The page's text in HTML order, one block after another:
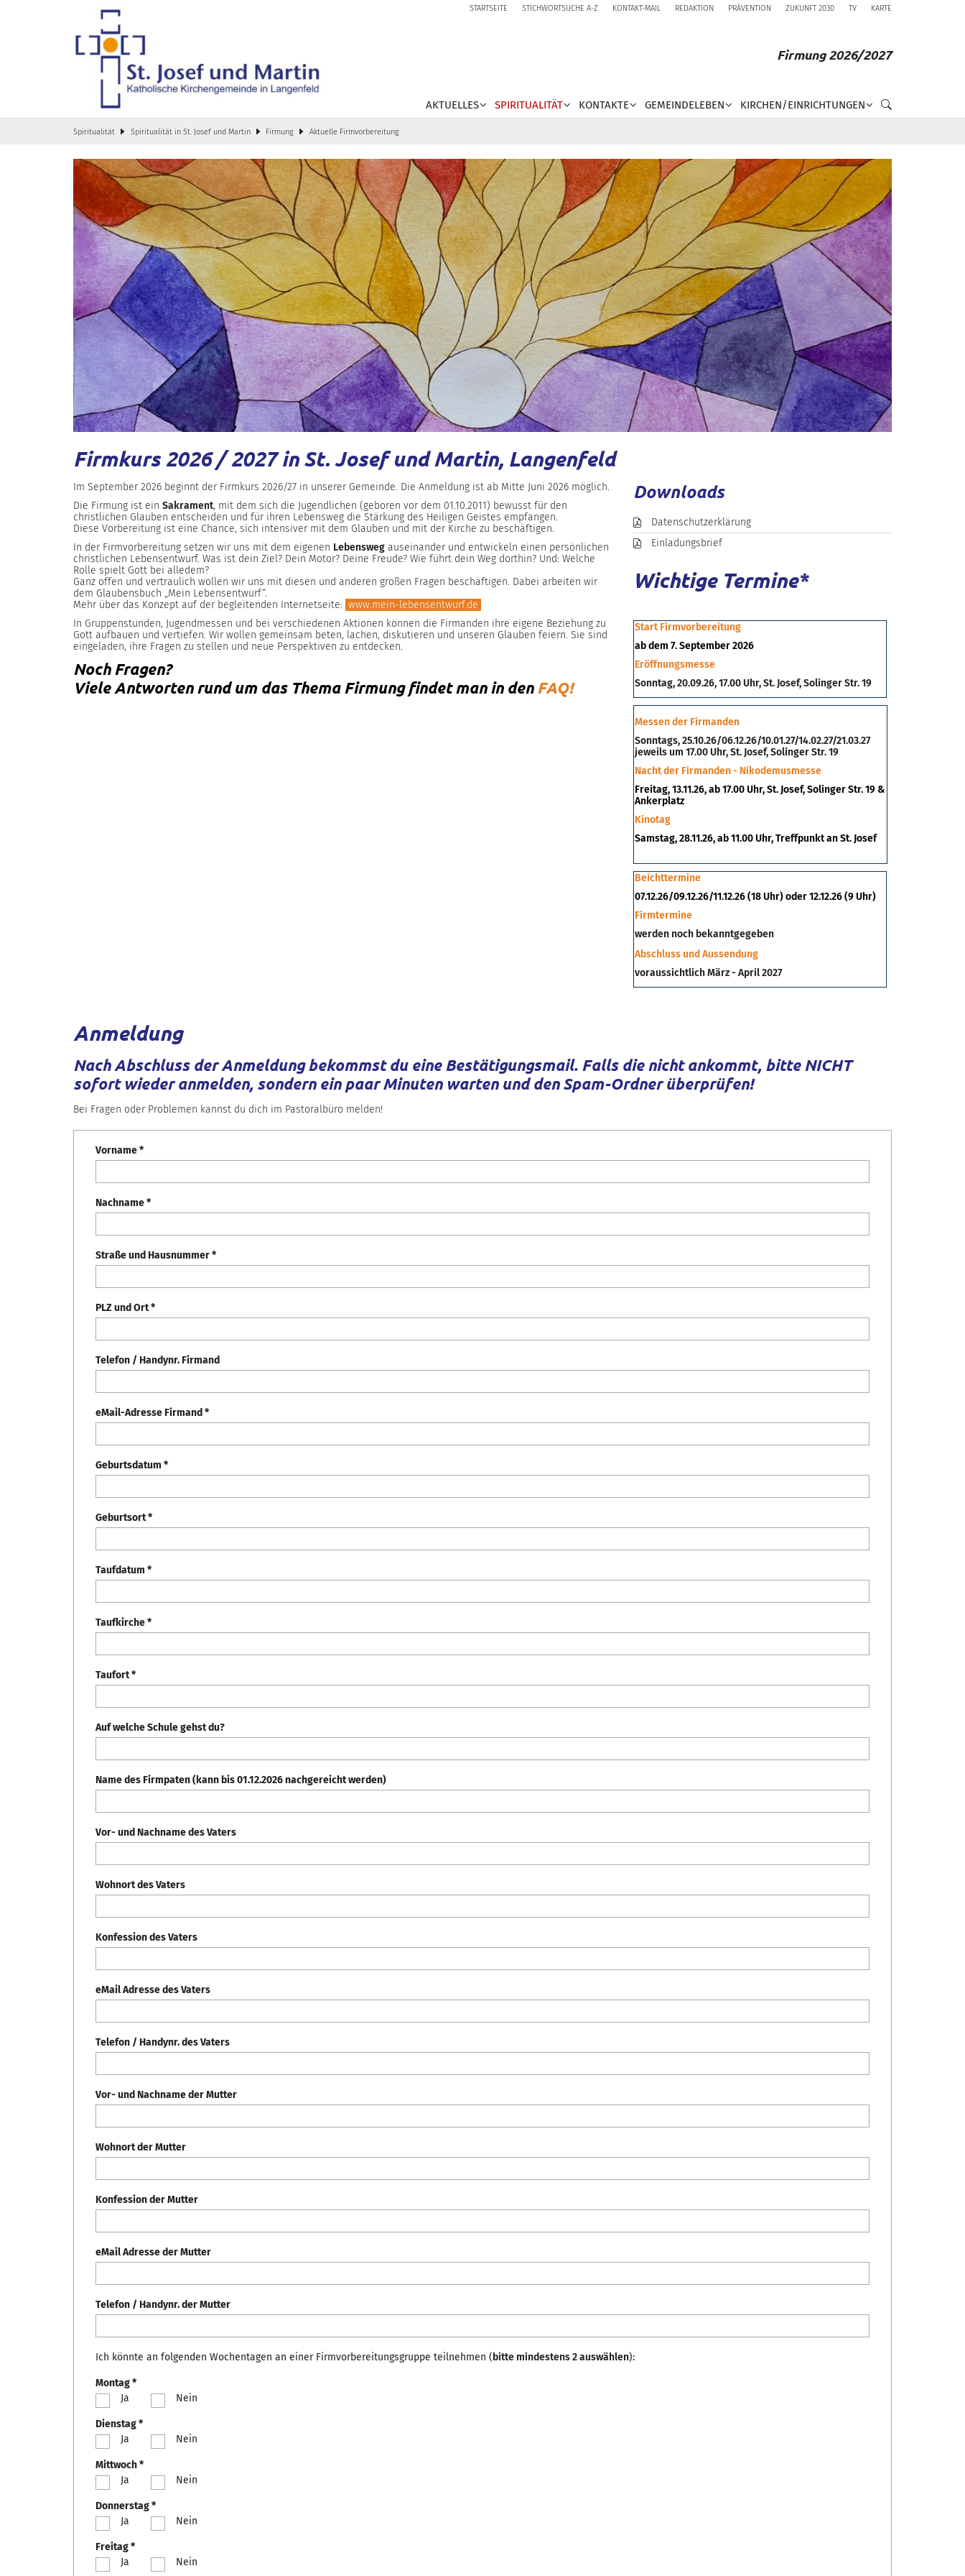
STARTSEITE STICHWORTSUCHE A-Z KONTAKT-MAIL REDAKTION PRÄVENTION ZUKUNFT 2030 TV KARTE
Firmung 2026/2027
AKTUELLES SPIRITUALITÄT KONTAKTE GEMEINDELEBEN KIRCHEN/EINRICHTUNGEN
Spiritualität Spiritualität in St. Josef und Martin Firmung Aktuelle Firmvorbereitung
Firmkurs 2026 / 2027 in St. Josef und Martin, Langenfeld
Im September 2026 beginnt der Firmkurs 2026/27 in unserer Gemeinde. Die Anmeldung ist ab Mitte Juni 2026 möglich.
Die Firmung ist ein Sakrament, mit dem sich die Jugendlichen (geboren vor dem 01.10.2011) bewusst für den
christlichen Glauben entscheiden und für ihren Lebensweg die Stärkung des Heiligen Geistes empfangen.
Diese Vorbereitung ist eine Chance, sich intensiver mit dem Glauben und mit der Kirche zu beschäftigen.
In der Firmvorbereitung setzen wir uns mit dem eigenen Lebensweg auseinander und entwickeln einen persönlichen
christlichen Lebensentwurf. Was ist dein Ziel? Dein Motor? Deine Freude? Wie führt dein Weg dorthin? Und: Welche
Rolle spielt Gott bei alledem?
Ganz offen und vertraulich wollen wir uns mit diesen und anderen großen Fragen beschäftigen. Dabei arbeiten wir
dem Glaubensbuch „Mein Lebensentwurf“.
Mehr über das Konzept auf der begleitenden Internetseite: www.mein-lebensentwurf.de
In Gruppenstunden, Jugendmessen und bei verschiedenen Aktionen können die Firmanden ihre eigene Beziehung zu
Gott aufbauen und vertiefen. Wir wollen gemeinsam beten, lachen, diskutieren und unseren Glauben feiern. Sie sind
eingeladen, ihre Fragen zu stellen und neue Perspektiven zu entdecken.
Noch Fragen?
Viele Antworten rund um das Thema Firmung findet man in den FAQ!
Downloads
Datenschutzerklärung
Einladungsbrief
Wichtige Termine*
Start Firmvorbereitung
ab dem 7. September 2026
Eröffnungsmesse
Sonntag, 20.09.26, 17.00 Uhr, St. Josef, Solinger Str. 19
Messen der Firmanden
Sonntags, 25.10.26/06.12.26/10.01.27/14.02.27/21.03.27
jeweils um 17.00 Uhr,St. Josef, Solinger Str. 19
Nacht der Firmanden - Nikodemusmesse
Freitag, 13.11.26, ab 17.00 Uhr, St. Josef, Solinger Str. 19 &
Ankerplatz
Kinotag
Samstag, 28.11.26, ab 11.00 Uhr, Treffpunkt an St. Josef
Beichttermine
07.12.26/09.12.26/11.12.26 (18 Uhr) oder 12.12.26 (9 Uhr)
Firmtermine
werden noch bekanntgegeben
Abschluss und Aussendung
voraussichtlich März - April 2027
Anmeldung
Nach Abschluss der Anmeldung bekommst du eine Bestätigungsmail. Falls die nicht ankommt, bitte NICHT
sofort wieder anmelden, sondern ein paar Minuten warten und den Spam-Ordner überprüfen!
Bei Fragen oder Problemen kannst du dich im Pastoralbüro melden!
Vorname *
Nachname *
Straße und Hausnummer *
PLZ und Ort *
Telefon / Handynr. Firmand
eMail-Adresse Firmand *
Geburtsdatum *
Geburtsort *
Taufdatum *
Taufkirche *
Taufort *
Auf welche Schule gehst du?
Name des Firmpaten (kann bis 01.12.2026 nachgereicht werden)
Vor- und Nachname des Vaters
Wohnort des Vaters
Konfession des Vaters
eMail Adresse des Vaters
Telefon / Handynr. des Vaters
Vor- und Nachname der Mutter
Wohnort der Mutter
Konfession der Mutter
eMail Adresse der Mutter
Telefon / Handynr. der Mutter
Ich könnte an folgenden Wochentagen an einer Firmvorbereitungsgruppe teilnehmen (bitte mindestens 2 auswählen):
Montag *
Ja
Nein
Dienstag *
Ja
Nein
Mittwoch *
Ja
Nein
Donnerstag *
Ja
Nein
Freitag *
Ja
Nein